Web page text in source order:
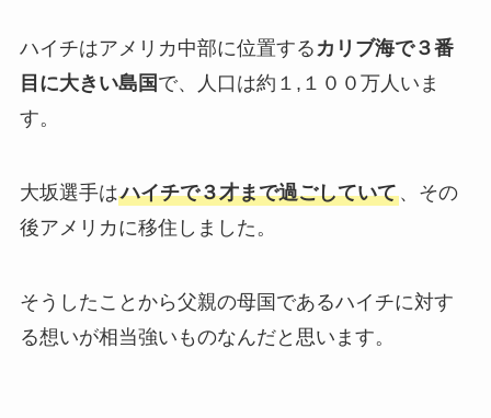
ハイチはアメリカ中部に位置する カリブ海で３番
目に大きい島国 で、人口は約１,１００万人いま
す。
大坂選手はハイチで３才まで過ごしていて、その
後アメリカに移住しました。
そうしたことから父親の母国であるハイチに対す
る想いが相当強いものなんだと思います。